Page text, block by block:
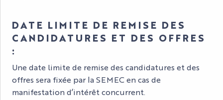
DATE LIMITE DE REMISE DES
CANDIDATURES ET DES OFFRES
:
Une date limite de remise des candidatures et des
offres sera fixée par la SEMEC en cas de
manifestation d’intérêt concurrent.